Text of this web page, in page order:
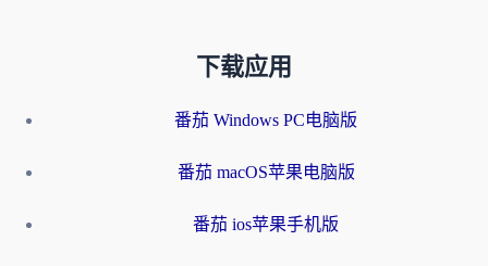
下载应用
番茄 Windows PC电脑版
番茄 macOS苹果电脑版
番茄 ios苹果手机版